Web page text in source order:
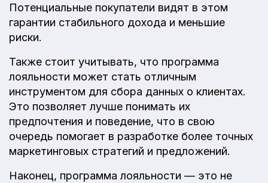
Потенциальные покупатели видят в этом
гарантии стабильного дохода и меньшие
риски.
Также стоит учитывать, что программа
лояльности может стать отличным
инструментом для сбора данных о клиентах.
Это позволяет лучше понимать их
предпочтения и поведение, что в свою
очередь помогает в разработке более точных
маркетинговых стратегий и предложений.
Наконец, программа лояльности — это не